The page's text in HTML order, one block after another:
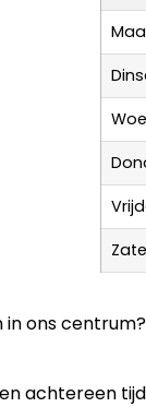
ons
achtereen